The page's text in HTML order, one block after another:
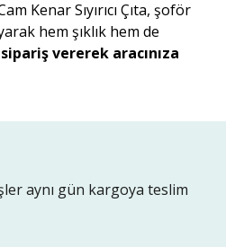
Kenar Sıyırıcı Çıta, şoför
hem şıklık hem de
vererek aracınıza
aynı gün kargoya teslim